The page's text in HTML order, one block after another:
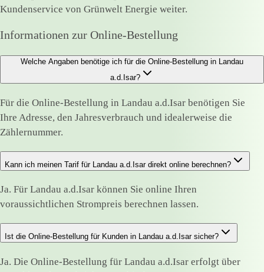
Kundenservice von Grünwelt Energie weiter.
Informationen zur Online-Bestellung
Welche Angaben benötige ich für die Online-Bestellung in Landau
a.d.Isar?
Für die Online-Bestellung in Landau a.d.Isar benötigen Sie
Ihre Adresse, den Jahresverbrauch und idealerweise die
Zählernummer.
Kann ich meinen Tarif für Landau a.d.Isar direkt online berechnen?
Ja. Für Landau a.d.Isar können Sie online Ihren
voraussichtlichen Strompreis berechnen lassen.
Ist die Online-Bestellung für Kunden in Landau a.d.Isar sicher?
Ja. Die Online-Bestellung für Landau a.d.Isar erfolgt über